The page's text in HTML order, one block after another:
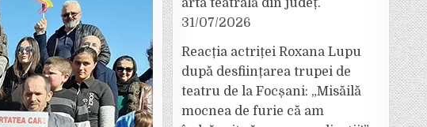
arta teatrală din județ.
31/07/2026
Reacția actriței Roxana Lupu
după desființarea trupei de
teatru de la Focșani: „Misăilă
mocnea de furie că am